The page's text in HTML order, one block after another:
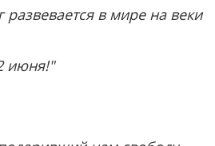
в мире на веки
июня!"